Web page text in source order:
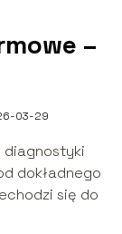
–
03-29
diagnostyki
dokładnego
się do